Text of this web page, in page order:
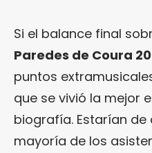
Si el balance final
Paredes de Coura
puntos
que se vivió la mejor
biografía. Estarían
mayoría de los